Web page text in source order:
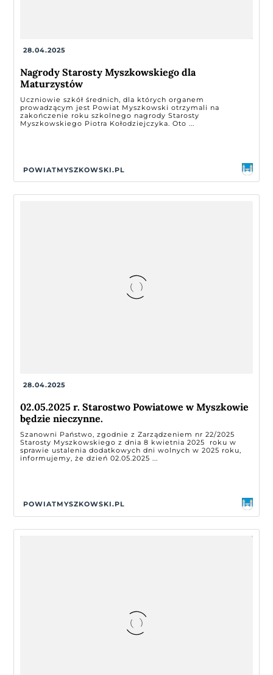
28.04.2025
Nagrody Starosty Myszkowskiego dla
Maturzystów
Uczniowie szkół średnich, dla których organem
prowadzącym jest Powiat Myszkowski otrzymali na
zakończenie roku szkolnego nagrody Starosty
Myszkowskiego Piotra Kołodziejczyka. Oto ...
POWIATMYSZKOWSKI.PL
28.04.2025
02.05.2025 r. Starostwo Powiatowe w Myszkowie
będzie nieczynne.
Szanowni Państwo, zgodnie z Zarządzeniem nr 22/2025
Starosty Myszkowskiego z dnia 8 kwietnia 2025 roku w
sprawie ustalenia dodatkowych dni wolnych w 2025 roku,
informujemy, że dzień 02.05.2025 ...
POWIATMYSZKOWSKI.PL